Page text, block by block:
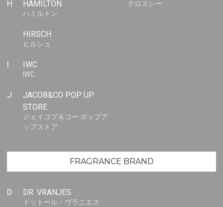
H HAMILTON
ハミルトン
HIRSCH
ヒルシュ
IWC
IWC
J
JACOB&CO POP UP
STORE
ジェイコブ＆コー ポップア
ップストア
クロスシー
FRAGRANCE BRAND
D DR. VRANJES
ドットール・ヴラニエス